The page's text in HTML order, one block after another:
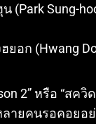
(Park Sung-
ยอก (Hwang
2” หรือ “สค
ายคนรอคอยอ